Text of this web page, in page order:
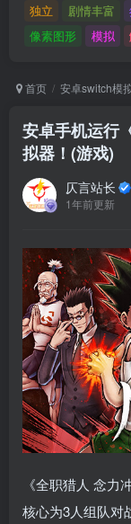
独立
剧情丰富
像素图形
模拟
首页 安卓switch模
安卓手机运行
拟器！(游戏)
仄言站长
1年前更新
《全职猎人 念力
核心为3人组队对